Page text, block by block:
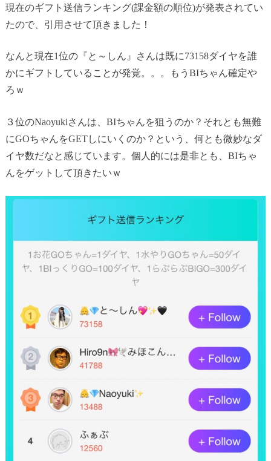
現在のギフト送信ランキング(課金額の順位)が発表されてい
たので、引用させて頂きました！
なんと現在1位の『と～しん』さんは既に73158ダイヤを誰
かにギフトしていることが発覚。。。もうBIちゃん確定や
ろｗ
３位のNaoyukiさんは、BIちゃんを狙うのか？それとも無難
にGOちゃんをGETしにいくのか？という、何とも微妙なダ
イヤ数だなと感じています。個人的には是非とも、BIちゃ
んをゲットして頂きたいｗ